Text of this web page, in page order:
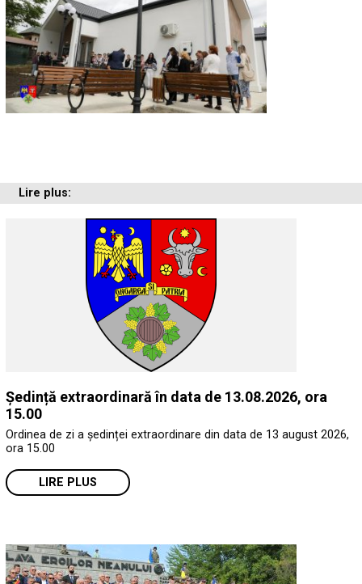
Lire plus:
Ședință extraordinară în data de 13.08.2026, ora
15.00
Ordinea de zi a ședinței extraordinare din data de 13 august 2026,
ora 15.00
LIRE PLUS